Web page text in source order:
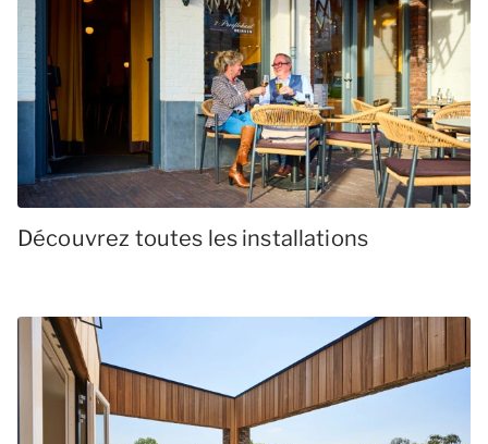
Découvrez toutes les installations